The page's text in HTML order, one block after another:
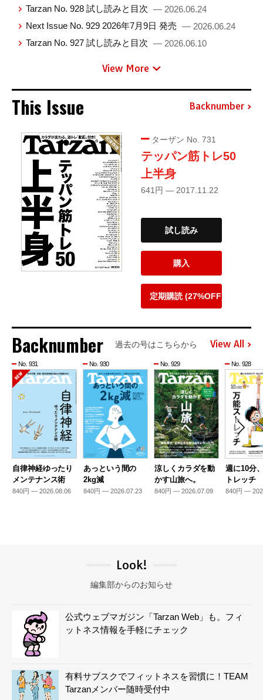
Tarzan No. 928 試し読みと目次 — 2026.06.24
Next Issue No. 929 2026年7月9日 発売 — 2026.06.24
Tarzan No. 927 試し読みと目次 — 2026.06.10
View More
This Issue Backnumber
ターザン No. 731
テッパン筋トレ50
上半身
641円 — 2017.11.22
試し読み
購入
定期購読 (27%OFF)
Backnumber 過去の号はこちらから View All
No. 931
自律神経ゆったり
メンテナンス術
840円 — 2026.08.06
No. 930
あっという間の
2kg減
840円 — 2026.07.23
No. 929
涼しくカラダを動
かす山旅へ。
840円 — 2026.07.09
No. 928
週に10分
トレッチ
840円 —
Look!
編集部からのお知らせ
公式ウェブマガジン「Tarzan Web」も。フィ
ットネス情報を手軽にチェック
有料サブスクでフィットネスを習慣に！TEAM
Tarzanメンバー随時受付中